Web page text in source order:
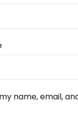
name, email,